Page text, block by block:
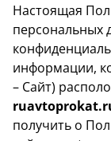
Настоящая
персональных
информации,
– Сайт)
получить о